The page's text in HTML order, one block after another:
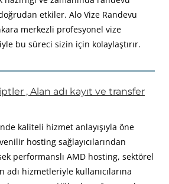
etkiler. Alo Vize Randevu
merkezli profesyonel vize
bu süreci sizin için kolaylaştırır.
, Alan adı kayıt ve transfer
kaliteli hizmet anlayışıyla öne
hosting sağlayıcılarından
performanslı AMD hosting, sektörel
adı hizmetleriyle kullanıcılarına